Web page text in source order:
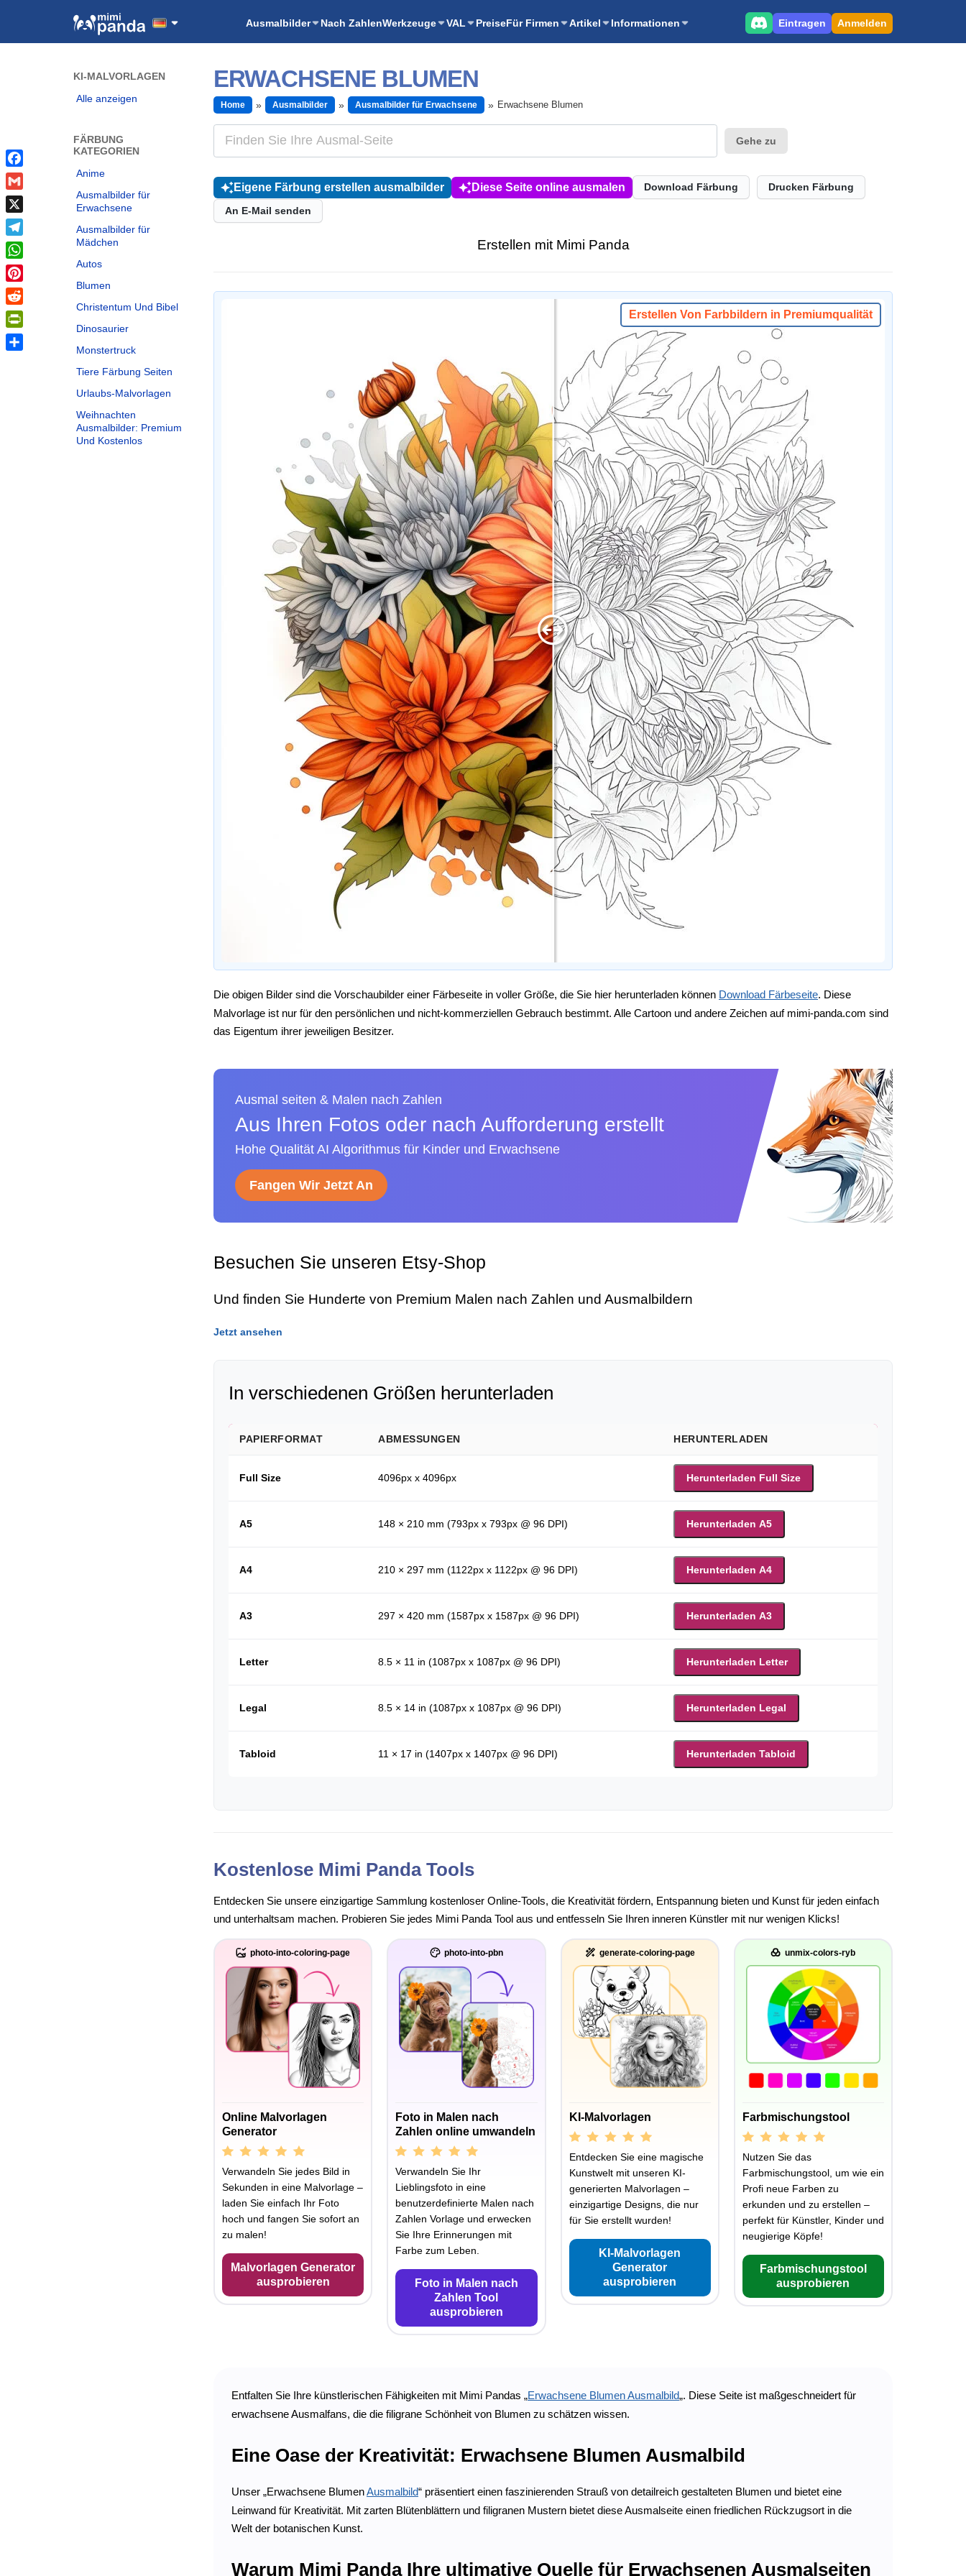
Ausmalbilder Nach ZahlenWerkzeuge VAL PreiseFür Firmen Artikel Informationen Eintragen Anmelden
KI-MALVORLAGEN
Alle anzeigen
FÄRBUNG
KATEGORIEN
Anime
Ausmalbilder für
Erwachsene
Ausmalbilder für
Mädchen
Autos
Blumen
Christentum Und Bibel
Dinosaurier
Monstertruck
Tiere Färbung Seiten
Urlaubs-Malvorlagen
Weihnachten
Ausmalbilder: Premium
Und Kostenlos
ERWACHSENE BLUMEN
Home Ausmalbilder Ausmalbilder für Erwachsene Erwachsene Blumen
Gehe zu
Eigene Färbung erstellen ausmalbilder Diese Seite online ausmalen Download Färbung Drucken Färbung
An E-Mail senden
Erstellen mit Mimi Panda
Erstellen Von Farbbildern in Premiumqualität
Die obigen Bilder sind die Vorschaubilder einer Färbeseite in voller Größe, die Sie hier herunterladen können Download Färbeseite. Diese
Malvorlage ist nur für den persönlichen und nicht-kommerziellen Gebrauch bestimmt. Alle Cartoon und andere Zeichen auf mimi-panda.com sind
das Eigentum ihrer jeweiligen Besitzer.
Ausmal seiten & Malen nach Zahlen
Aus Ihren Fotos oder nach Aufforderung erstellt
Hohe Qualität AI Algorithmus für Kinder und Erwachsene
Fangen Wir Jetzt An
Besuchen Sie unseren Etsy-Shop
Und finden Sie Hunderte von Premium Malen nach Zahlen und Ausmalbildern
Jetzt ansehen
In verschiedenen Größen herunterladen
PAPIERFORMAT ABMESSUNGEN HERUNTERLADEN
Full Size 4096px x 4096px Herunterladen Full Size
A5 148 × 210 mm (793px x 793px @ 96 DPI) Herunterladen A5
A4 210 × 297 mm (1122px x 1122px @ 96 DPI) Herunterladen A4
A3 297 × 420 mm (1587px x 1587px @ 96 DPI) Herunterladen A3
Letter 8.5 × 11 in (1087px x 1087px @ 96 DPI) Herunterladen Letter
Legal 8.5 × 14 in (1087px x 1087px @ 96 DPI) Herunterladen Legal
Tabloid 11 × 17 in (1407px x 1407px @ 96 DPI) Herunterladen Tabloid
Kostenlose Mimi Panda Tools
Entdecken Sie unsere einzigartige Sammlung kostenloser Online-Tools, die Kreativität fördern, Entspannung bieten und Kunst für jeden einfach
und unterhaltsam machen. Probieren Sie jedes Mimi Panda Tool aus und entfesseln Sie Ihren inneren Künstler mit nur wenigen Klicks!
photo-into-coloring-page
Online Malvorlagen
Generator
Verwandeln Sie jedes Bild in
Sekunden in eine Malvorlage –
laden Sie einfach Ihr Foto
hoch und fangen Sie sofort an
zu malen!
Malvorlagen Generator
ausprobieren
photo-into-pbn
Foto in Malen nach
Zahlen online umwandeln
Verwandeln Sie Ihr
Lieblingsfoto in eine
benutzerdefinierte Malen nach
Zahlen Vorlage und erwecken
Sie Ihre Erinnerungen mit
Farbe zum Leben.
Foto in Malen nach
Zahlen Tool
ausprobieren
generate-coloring-page
KI-Malvorlagen
Entdecken Sie eine magische
Kunstwelt mit unseren KI-
generierten Malvorlagen –
einzigartige Designs, die nur
für Sie erstellt wurden!
KI-Malvorlagen
Generator
ausprobieren
unmix-colors-ryb
Farbmischungstool
Nutzen Sie das
Farbmischungstool, um wie ein
Profi neue Farben zu
erkunden und zu erstellen –
perfekt für Künstler, Kinder und
neugierige Köpfe!
Farbmischungstool
ausprobieren
Entfalten Sie Ihre künstlerischen Fähigkeiten mit Mimi Pandas „Erwachsene Blumen Ausmalbild„. Diese Seite ist maßgeschneidert für
erwachsene Ausmalfans, die die filigrane Schönheit von Blumen zu schätzen wissen.
Eine Oase der Kreativität: Erwachsene Blumen Ausmalbild
Unser „Erwachsene BlumenAusmalbild“ präsentiert einen faszinierenden Strauß von detailreich gestalteten Blumen und bietet eine
Leinwand für Kreativität. Mit zarten Blütenblättern und filigranen Mustern bietet diese Ausmalseite einen friedlichen Rückzugsort in die
Welt der botanischen Kunst.
Warum Mimi Panda Ihre ultimative Quelle für Erwachsenen Ausmalseiten
Facebook
Gmail
X
Telegram
WhatsApp
Pinterest
Reddit
PrintFriendly